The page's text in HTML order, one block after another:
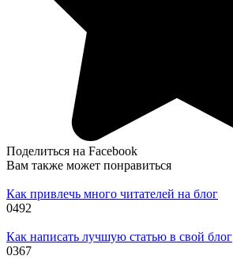
Поделиться на Facebook
Вам также может понравиться
Как привлечь много читателей на блог
0492
Как написать лучшую статью в свой блог
0367